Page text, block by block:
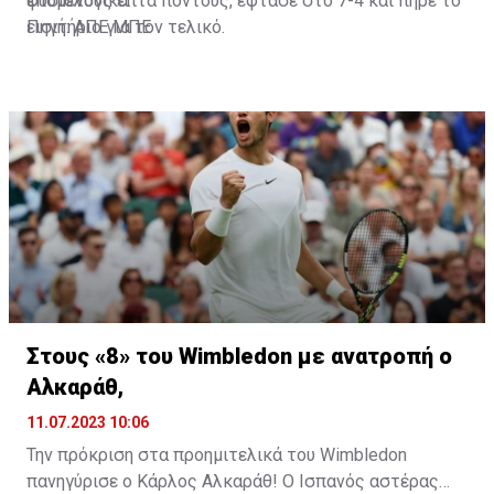
εισιτήριο για τον τελικό.
Πηγή: ΑΠΕ ΜΠΕ
Στους «8» του Wimbledon με ανατροπή o
Αλκαράθ,
11.07.2023 10:06
Την πρόκριση στα προημιτελικά του Wimbledon
πανηγύρισε ο Κάρλος Αλκαράθ! Ο Ισπανός αστέρας